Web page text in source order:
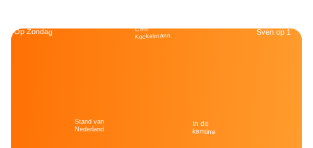
Op Zondag
Stand van
Nederland
Café
Kockelmann
In de
kantine
Sven op 1